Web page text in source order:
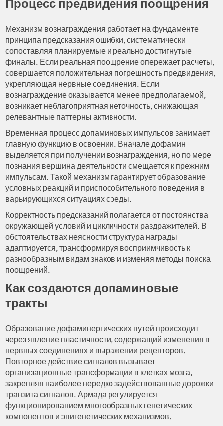
Процесс предвидения поощрения
Механизм вознаграждения работает на фундаменте
принципа предсказания ошибки, систематически
сопоставляя планируемые и реально достигнутые
финалы. Если реальная поощрение опережает расчеты,
совершается положительная погрешность предвидения,
укрепляющая нервные соединения. Если
вознаграждение оказывается менее предполагаемой,
возникает неблагоприятная неточность, снижающая
релевантные паттерны активности.
Временная процесс допаминовых импульсов занимает
главную функцию в освоении. Вначале дофамин
выделяется при получении вознаграждения, но по мере
познания вершина деятельности смещается к прежним
импульсам. Такой механизм гарантирует образование
условных реакций и приспособительного поведения в
варьирующихся ситуациях среды.
Корректность предсказаний полагается от постоянства
окружающей условий и цикличности раздражителей. В
обстоятельствах неясности структура награды
адаптируется, трансформируя восприимчивость к
разнообразным видам знаков и изменяя методы поиска
поощрений.
Как создаются допаминовые
тракты
Образование дофаминергических путей происходит
через явление пластичности, содержащий изменения в
нервных соединениях и выражении рецепторов.
Повторное действие сигналов вызывает
организационные трансформации в клетках мозга,
закрепляя наиболее нередко задействованные дорожки
транзита сигналов. Армада регулируется
функционированием многообразных генетических
компонентов и эпигенетических механизмов.